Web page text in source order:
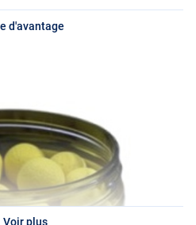
d'avantage
Voir plus